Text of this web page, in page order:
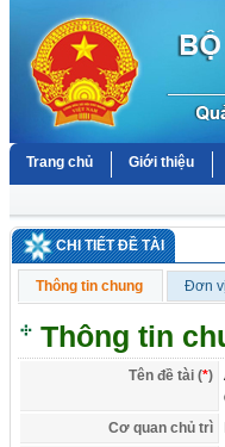
Trang chủ Giới thiệu
CHI TIẾT ĐỀ TÀI
Thông tin chung Đơn
Thông tin
Tên đề tài (*)
Cơ quan chủ trì